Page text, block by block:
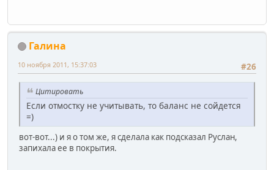
Галинa
#26
10 ноября 2011, 15:37:03
Цитировать
Если отмостку не учитывать, то баланс не сойдется
=)
вот-вот...) и я о том же, я сделала как подсказал Руслан,
запихала ее в покрытия.